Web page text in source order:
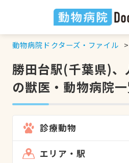
動物病院ドクターズ・ファイル
勝田台駅(千葉県)
の獣医・動物病院
診療動物
エリア・駅